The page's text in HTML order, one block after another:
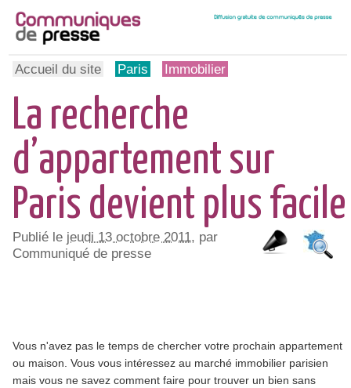
Accueil du site Paris Immobilier
La recherche
d’appartement sur
Paris devient plus facile
Publié le jeudi 13 octobre 2011, par
Communiqué de presse
Vous n'avez pas le temps de chercher votre prochain appartement
ou maison. Vous vous intéressez au marché immobilier parisien
mais vous ne savez comment faire pour trouver un bien sans